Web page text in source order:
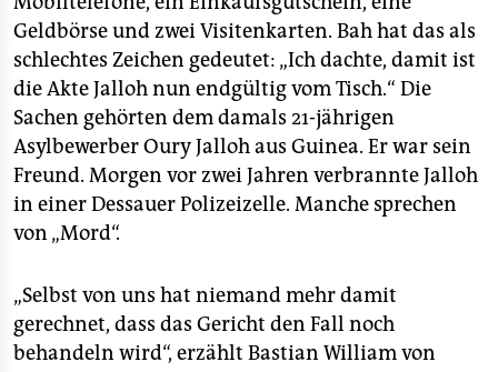
veranstaltungen
shop
fragen & hilfe
unterstützen
abo
genossenschaft
Geldbörse und zwei Visitenkarten. Bah hat das als
schlechtes Zeichen gedeutet: „Ich dachte, damit ist
die Akte Jalloh nun endgültig vom Tisch.“ Die
Sachen gehörten dem damals 21-jährigen
Asylbewerber Oury Jalloh aus Guinea. Er war sein
Freund. Morgen vor zwei Jahren verbrannte Jalloh
in einer Dessauer Polizeizelle. Manche sprechen
von „Mord“.
„Selbst von uns hat niemand mehr damit
gerechnet, dass das Gericht den Fall noch
behandeln wird“, erzählt Bastian William von